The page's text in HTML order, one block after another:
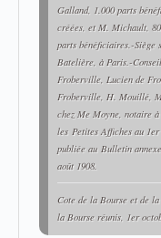
Galland, 1.000 parts
créées, et M. Michault,
parts bénéficiaires.-Siège
Batelière, à Paris.-
Froberville, Lucien de
Froberville, H. Mouillé,
chez Me Moyne, notaire
les Petites Affiches au
publiée au Bulletin
août 1908.
Cote de la Bourse et de
la Bourse réunis, 1er